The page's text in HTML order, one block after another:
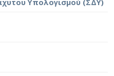
Υπολογισμού (ΣΔΥ)